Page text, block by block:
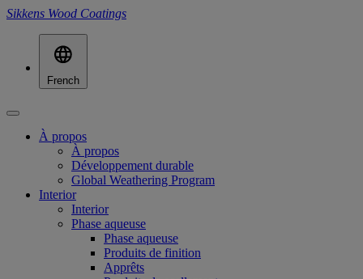
Sikkens Wood Coatings
French
À propos
À propos
Développement durable
Global Weathering Program
Interior
Interior
Phase aqueuse
Phase aqueuse
Produits de finition
Apprêts